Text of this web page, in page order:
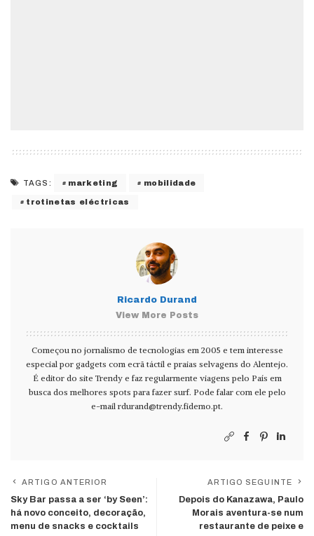
TAGS: marketing mobilidade
trotinetas eléctricas
Ricardo Durand
View More Posts
Começou no jornalismo de tecnologias em 2005 e tem interesse
especial por gadgets com ecrã táctil e praias selvagens do Alentejo.
É editor do site Trendy e faz regularmente viagens pelo País em
busca dos melhores spots para fazer surf. Pode falar com ele pelo
e-mail rdurand@trendy.fidemo.pt.
ARTIGO ANTERIOR
Sky Bar passa a ser ‘by Seen’:
há novo conceito, decoração,
menu de snacks e cocktails
ARTIGO SEGUINTE
Depois do Kanazawa, Paulo
Morais aventura-se num
restaurante de peixe e